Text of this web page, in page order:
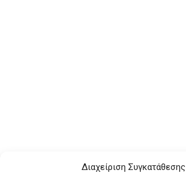
Διαχείριση Συγκατάθεσης